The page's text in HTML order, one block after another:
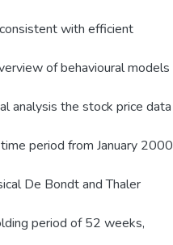
with efficient
of behavioural models
analysis the stock price data
period from January 2000
De Bondt and Thaler
period of 52 weeks,